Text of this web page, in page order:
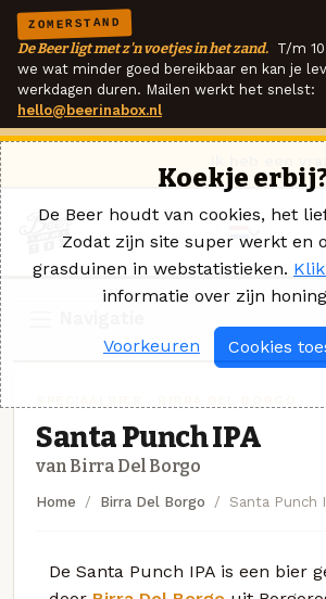
ZOMERSTAND
De Beer ligt met z'n voetjes in het zand. T/m
we wat minder goed bereikbaar en kan je
werkdagen duren. Mailen werkt het snelst:
hello@beerinabox.nl
Santa Punch IPA
van Birra Del Borgo
Home Birra Del Borgo Santa Punch
De Santa Punch IPA is een bier
Koekje
De Beer houdt van cookies, het
Zodat zijn site super werkt en
grasduinen in webstatistieken.
informatie over zijn
Voorkeuren Cookies